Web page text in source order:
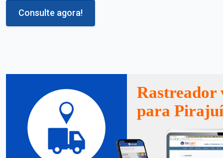
Consulte agora!
Rastreador
para